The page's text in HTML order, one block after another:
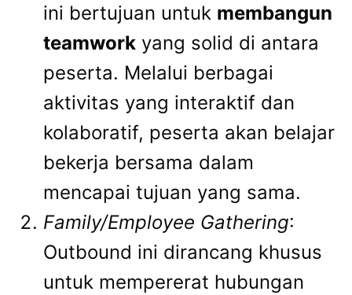
ini bertujuan untuk membangun
teamwork yang solid di antara
peserta. Melalui berbagai
aktivitas yang interaktif dan
kolaboratif, peserta akan belajar
bekerja bersama dalam
mencapai tujuan yang sama.
Family/Employee Gathering:
Outbound ini dirancang khusus
untuk mempererat hubungan